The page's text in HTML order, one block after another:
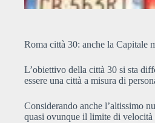
Roma città 30: anche la Capitale
L’obiettivo della città 30 si sta
essere una città a misura di
Considerando anche l’altissimo
quasi ovunque il limite di velocità